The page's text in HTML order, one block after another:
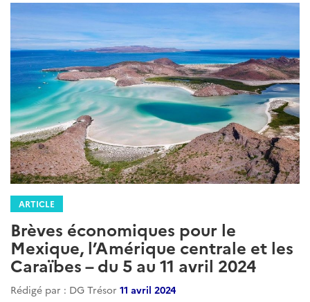
ARTICLE
Brèves économiques pour le
Mexique, l’Amérique centrale et les